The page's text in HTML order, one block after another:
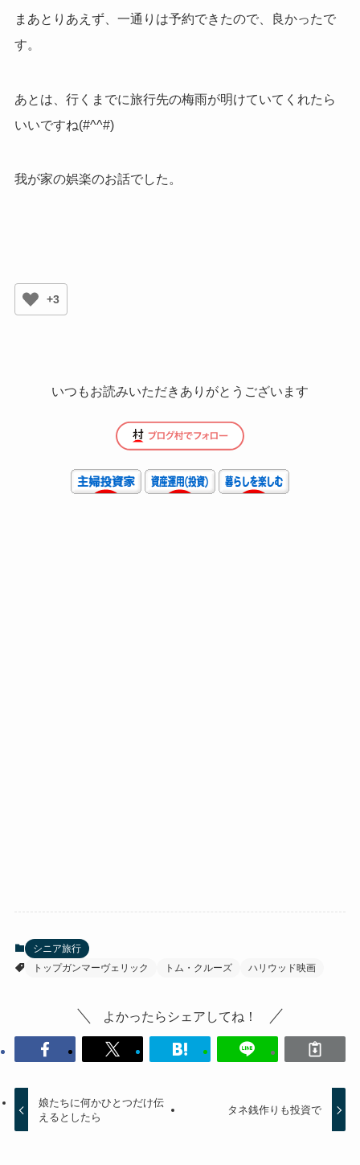
まあとりあえず、一通りは予約できたので、良かったで
す。
あとは、行くまでに旅行先の梅雨が明けていてくれたら
いいですね(#^^#)
我が家の娯楽のお話でした。
+3
いつもお読みいただきありがとうございます
シニア旅行
トップガンマーヴェリック
トム・クルーズ ハリウッド映画
よかったらシェアしてね！
娘たちに何かひとつだけ伝
えるとしたら
タネ銭作りも投資で